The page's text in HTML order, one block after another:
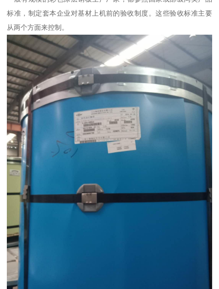
标准，制定套本企业对基材上机前的验收制度。这些验收标准主要
从两个方面来控制。